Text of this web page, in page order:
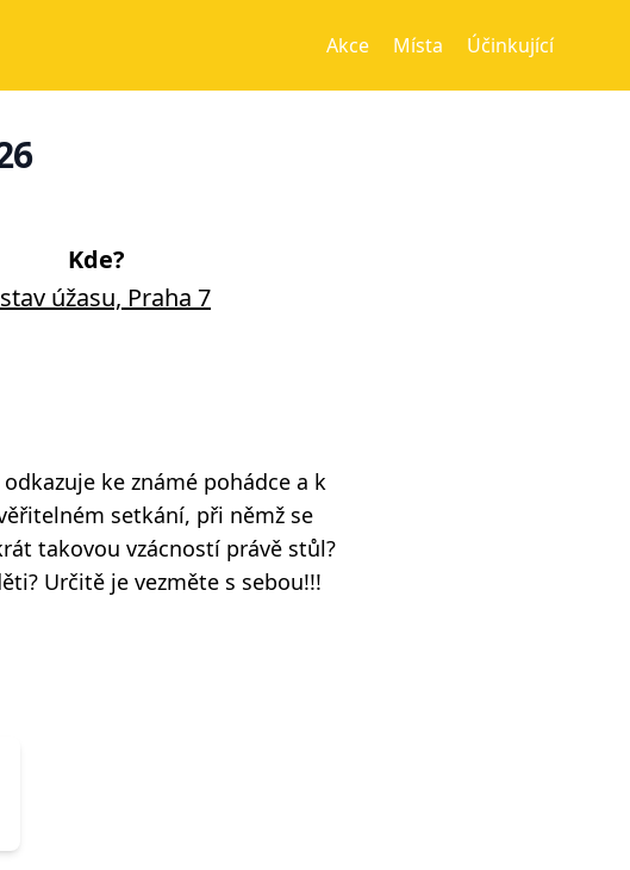
Akce Místa Účinkující
Kde?
úžasu, Praha 7
ke známé pohádce a k
setkání, při němž se
takovou vzácností právě stůl?
Určitě je vezměte s sebou!!!